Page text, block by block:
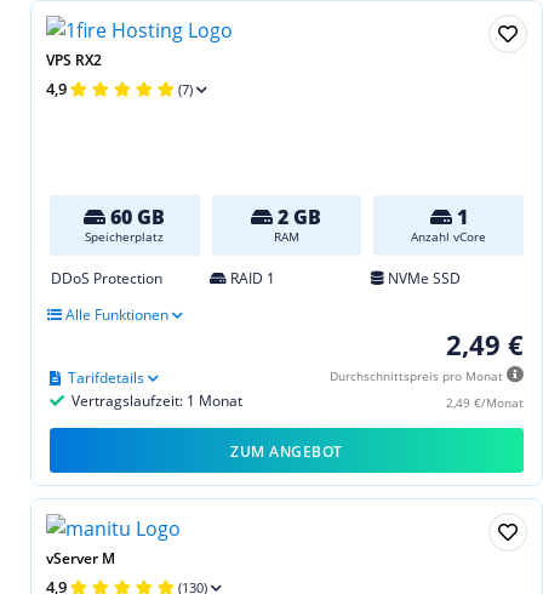
VPS RX2
4,9 (7)
60 GB
Speicherplatz
2 GB
RAM
1
Anzahl vCore
DDoS Protection RAID 1
NVMe SSD
Alle Funktionen
2,49 €
Durchschnittspreis pro Monat
2,49 €/Monat
Vertragslaufzeit: 1 Monat
Tarifdetails
ZUM ANGEBOT
vServer M
4,9 (130)